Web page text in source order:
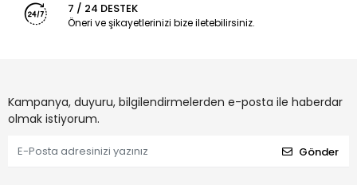
7 / 24 DESTEK
Öneri ve şikayetlerinizi bize iletebilirsiniz.
Kampanya, duyuru, bilgilendirmelerden e-posta ile haberdar
olmak istiyorum.
Gönder